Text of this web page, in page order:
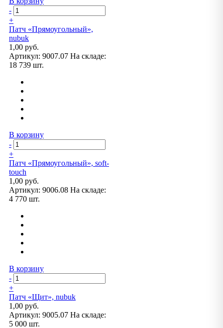
-
+
Патч «Прямоугольный»,
nubuk
1,00 руб.
Артикул: 9007.07 На складе:
18 739 шт.
В корзину
-
+
Патч «Прямоугольный», soft-
touch
1,00 руб.
Артикул: 9006.08 На складе:
4 770 шт.
В корзину
-
+
Патч «Щит», nubuk
1,00 руб.
Артикул: 9005.07 На складе:
5 000 шт.